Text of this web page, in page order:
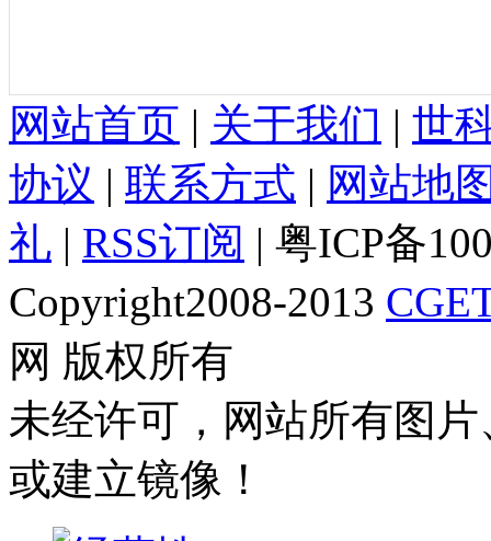
网站首页 | 关于我们 | 世
协议 | 联系方式 | 网站地
礼 | RSS订阅 | 粤ICP备
Copyright2008-2013
网 版权所有
未经许可，网站所有图
或建立镜像！